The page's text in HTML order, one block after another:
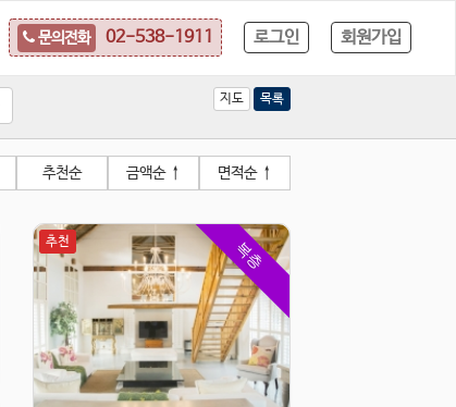
로그인 회원가입
문의전화 02-538-1911
지도 목록
추천순 금액순 ↑ 면적순 ↑
복층
추천